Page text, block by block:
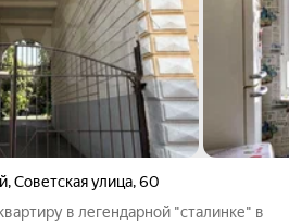
,Советская улица,60
в легендарной "сталинке" в